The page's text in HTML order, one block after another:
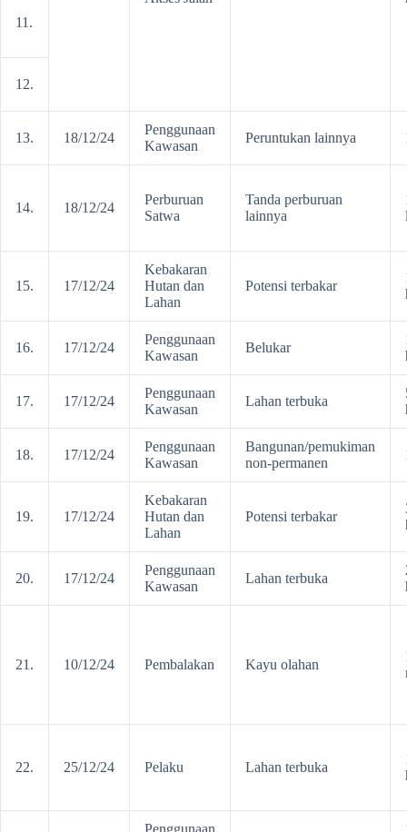
11.
12.
13. 18/12/24
Penggunaan
Kawasan
Peruntukan lainnya
14. 18/12/24
Perburuan
Satwa
Tanda perburuan
lainnya
15. 17/12/24
Kebakaran
Hutan dan
Lahan
Potensi terbakar
16. 17/12/24
Penggunaan
Kawasan
Belukar
17. 17/12/24
Penggunaan
Kawasan
Lahan terbuka
18. 17/12/24
Penggunaan
Kawasan
Bangunan/pemukiman
non-permanen
19. 17/12/24
Kebakaran
Hutan dan
Lahan
Potensi terbakar
20. 17/12/24
Penggunaan
Kawasan
Lahan terbuka
21. 10/12/24 Pembalakan Kayu olahan
22. 25/12/24 Pelaku Lahan terbuka